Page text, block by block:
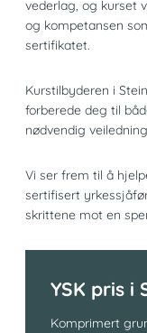
vederlag, og kurset
og kompetansen
sertifikatet.
Kurstilbyderen i
forberede deg til
nødvendig
Vi ser frem til å
sertifisert
skrittene mot en
YSK pris i
Komprimert